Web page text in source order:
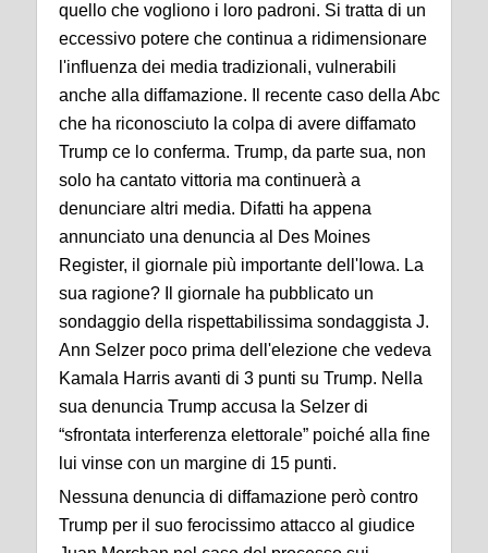
quello che vogliono i loro padroni. Si tratta di un
eccessivo potere che continua a ridimensionare
l'influenza dei media tradizionali, vulnerabili
anche alla diffamazione. Il recente caso della Abc
che ha riconosciuto la colpa di avere diffamato
Trump ce lo conferma. Trump, da parte sua, non
solo ha cantato vittoria ma continuerà a
denunciare altri media. Difatti ha appena
annunciato una denuncia al Des Moines
Register, il giornale più importante dell'Iowa. La
sua ragione? Il giornale ha pubblicato un
sondaggio della rispettabilissima sondaggista J.
Ann Selzer poco prima dell'elezione che vedeva
Kamala Harris avanti di 3 punti su Trump. Nella
sua denuncia Trump accusa la Selzer di
“sfrontata interferenza elettorale” poiché alla fine
lui vinse con un margine di 15 punti.
Nessuna denuncia di diffamazione però contro
Trump per il suo ferocissimo attacco al giudice